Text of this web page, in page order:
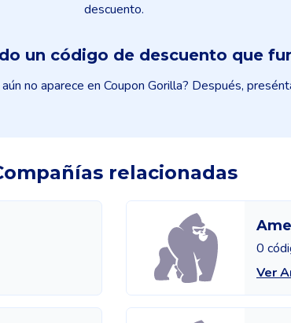
descuento.
un código de descuento que
no aparece en Coupon Gorilla? Después,
relacionadas
0
Ver